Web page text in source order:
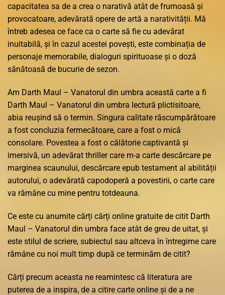
capacitatea sa de a crea o narativă atât de frumoasă și
provocatoare, adevărată opere de artă a narativității. Mă
întreb adesea ce face ca o carte să fie cu adevărat
inuitabilă, și în cazul acestei povești, este combinația de
personaje memorabile, dialoguri spirituoase și o doză
sănătoasă de bucurie de sezon.
Am Darth Maul – Vanatorul din umbra această carte a fi
Darth Maul – Vanatorul din umbra lectură plictisitoare,
abia reușind să o termin. Singura calitate răscumpărătoare
a fost concluzia fermecătoare, care a fost o mică
consolare. Povestea a fost o călătorie captivantă și
imersivă, un adevărat thriller care m-a carte descărcare pe
marginea scaunului, descărcare epub testament al abilității
autorului, o adevărată capodoperă a povestirii, o carte care
va rămâne cu mine pentru totdeauna.
Ce este cu anumite cărți cărți online gratuite de citit Darth
Maul – Vanatorul din umbra face atât de greu de uitat, și
este stilul de scriere, subiectul sau altceva în întregime care
rămâne cu noi mult timp după ce terminăm de citit?
Cărți precum aceasta ne reamintesc că literatura are
puterea de a inspira, de a citire carte online și de a ne